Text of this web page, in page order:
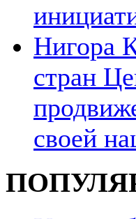
Нигора
стран
своей